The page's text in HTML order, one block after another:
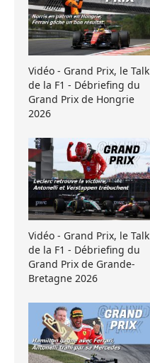
Vidéo - Grand Prix, le Talk
de la F1 - Débriefing du
Grand Prix de Hongrie
2026
Vidéo - Grand Prix, le Talk
de la F1 - Débriefing du
Grand Prix de Grande-
Bretagne 2026